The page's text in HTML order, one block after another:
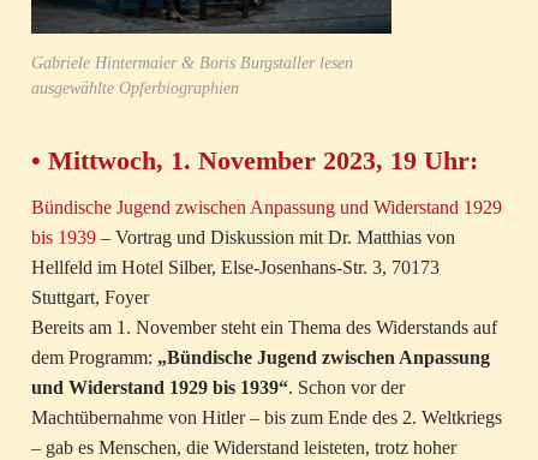
Gabriele Hintermaier & Boris Burgstaller lesen
ausgewählte Opferbiographien
• Mittwoch, 1. November 2023, 19 Uhr:
Bündische Jugend zwischen Anpassung und Widerstand 1929
bis 1939 – Vortrag und Diskussion mit Dr. Matthias von
Hellfeld im Hotel Silber, Else-Josenhans-Str. 3, 70173
Stuttgart, Foyer
Bereits am 1. November steht ein Thema des Widerstands auf
dem Programm: „Bündische Jugend zwischen Anpassung
und Widerstand 1929 bis 1939“. Schon vor der
Machtübernahme von Hitler – bis zum Ende des 2. Weltkriegs
– gab es Menschen, die Widerstand leisteten, trotz hoher